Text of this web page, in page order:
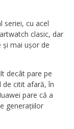
seriei, cu acel
clasic, dar
mai ușor de
decât pare pe
de citit afară, în
pare că a
generațiilor